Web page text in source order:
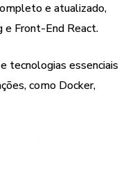
e atualizado,
e Front-End React.
tecnologias essenciais
como Docker,
integração, além de